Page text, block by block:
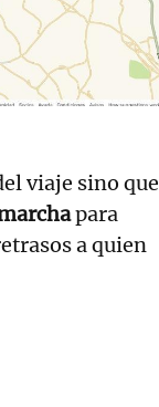
viaje sino que
para
a quien